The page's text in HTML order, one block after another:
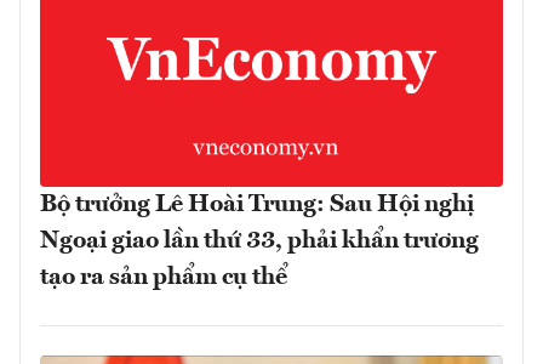
Bộ trưởng Lê Hoài Trung: Sau Hội nghị
Ngoại giao lần thứ 33, phải khẩn trương
tạo ra sản phẩm cụ thể